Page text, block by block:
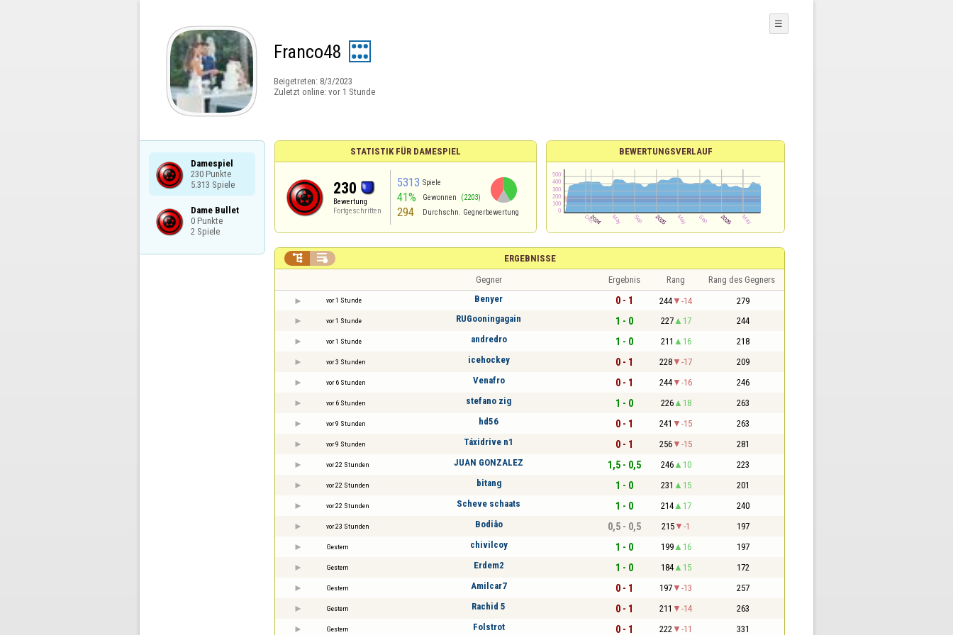
Franco48
Beigetreten: 8/3/2023
Zuletzt online: vor 1 Stunde
☰
Damespiel
230 Punkte
5.313 Spiele
Dame Bullet
0 Punkte
2 Spiele
STATISTIK FÜR DAMESPIEL
230
Bewertung
Fortgeschritten
5313 Spiele
41% Gewonnen (2203)
294 Durchschn. Gegnerbewertung
BEWERTUNGSVERLAUF
ERGEBNISSE
 
Gegner Ergebnis Rang Rang des Gegners
vor 1 Stunde Benyer 0 - 1 244 -14 279
vor 1 Stunde RUGooningagain 1 - 0 227 17 244
vor 1 Stunde andredro 1 - 0 211 16 218
vor 3 Stunden icehockey 0 - 1 228 -17 209
vor 6 Stunden Venafro 0 - 1 244 -16 246
vor 6 Stunden stefano zig 1 - 0 226 18 263
vor 9 Stunden hd56 0 - 1 241 -15 263
vor 9 Stunden Táxidrive n1 0 - 1 256 -15 281
vor 22 Stunden JUAN GONZALEZ 1,5 - 0,5 246 10 223
vor 22 Stunden bitang 1 - 0 231 15 201
vor 22 Stunden Scheve schaats 1 - 0 214 17 240
vor 23 Stunden Bodiâo 0,5 - 0,5 215 -1 197
Gestern chivilcoy 1 - 0 199 16 197
Gestern Erdem2 1 - 0 184 15 172
Gestern Amilcar7 0 - 1 197 -13 257
Gestern Rachid 5 0 - 1 211 -14 263
Gestern Folstrot 0 - 1 222 -11 331